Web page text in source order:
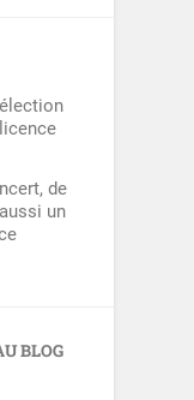
de
un
BLOG